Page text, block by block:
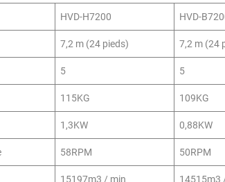
HVD-H7200 HVD-
7,2 m (24 pieds) 7,2 m (24
5 5
115KG 109KG
1,3KW 0,88KW
58RPM 50RPM
15197m3 / min 14515m3